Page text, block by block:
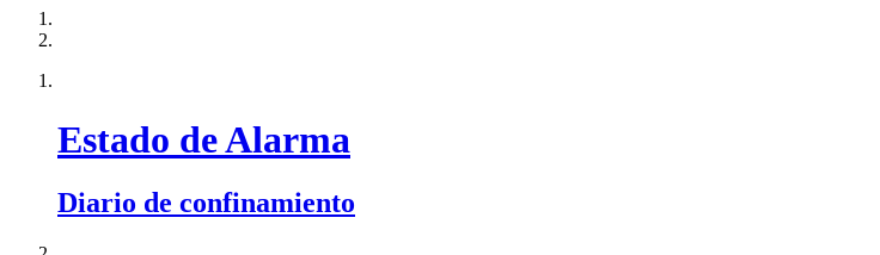
Estado de Alarma
Diario de confinamiento